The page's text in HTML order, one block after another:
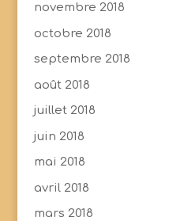
novembre 2018
octobre 2018
septembre 2018
août 2018
juillet 2018
juin 2018
mai 2018
avril 2018
mars 2018